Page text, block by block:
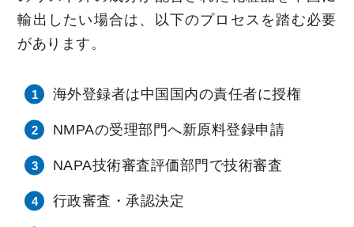
輸出したい場合は、以下のプロセスを踏む必要
があります。
海外登録者は中国国内の責任者に授権
NMPAの受理部門へ新原料登録申請
NAPA技術審査評価部門で技術審査
行政審査・承認決定